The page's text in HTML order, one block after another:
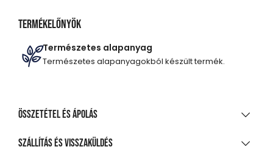
Termékelőnyök
Természetes alapanyag
Természetes alapanyagokból készült termék.
Összetétel és ápolás
ANYAGÖSSZETÉTEL
Szállítás és visszaküldés